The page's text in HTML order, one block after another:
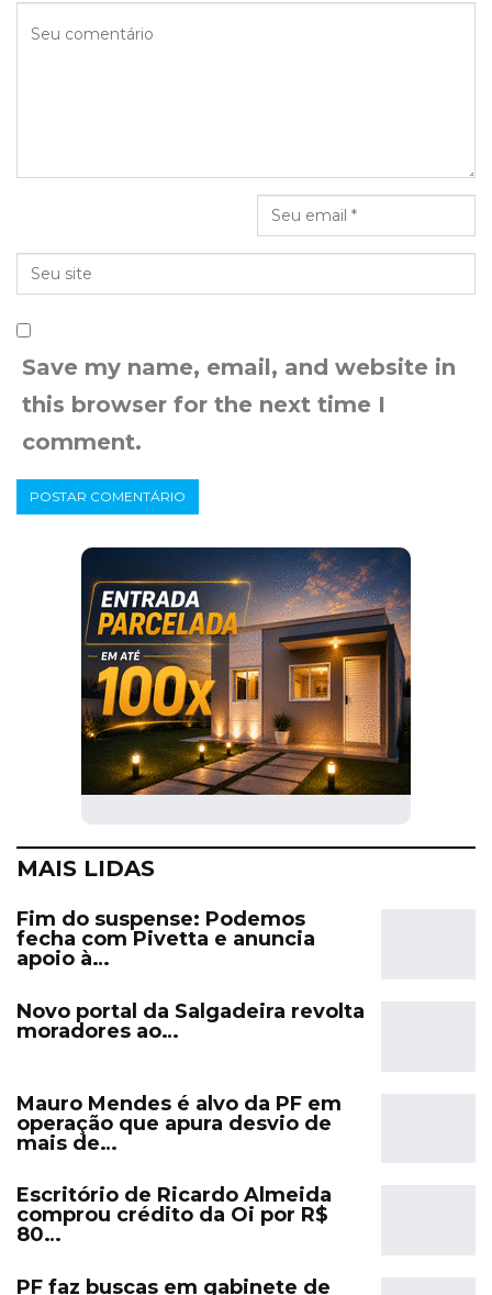
Save my name, email, and website in
this browser for the next time I
comment.
MAIS LIDAS
Fim do suspense: Podemos
fecha com Pivetta e anuncia
apoio à…
Novo portal da Salgadeira revolta
moradores ao…
Mauro Mendes é alvo da PF em
operação que apura desvio de
mais de…
Escritório de Ricardo Almeida
comprou crédito da Oi por R$
80…
PF faz buscas em gabinete de